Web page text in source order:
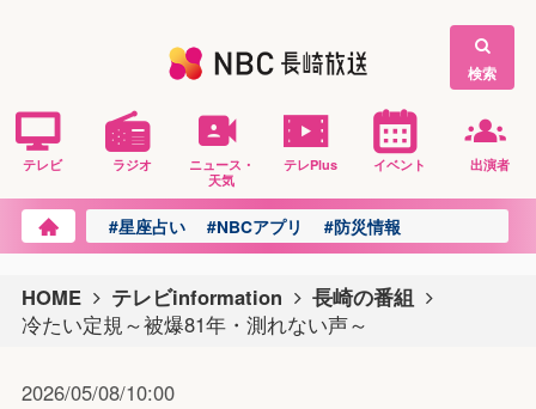
検索
テレビ ラジオ
ニュース・
天気
テレPlus イベント 出演者
#星座占い #NBCアプリ #防災情報
HOME テレビinformation
長崎の番組
冷たい定規～被爆81年・測れない声～
2026/05/08/10:00